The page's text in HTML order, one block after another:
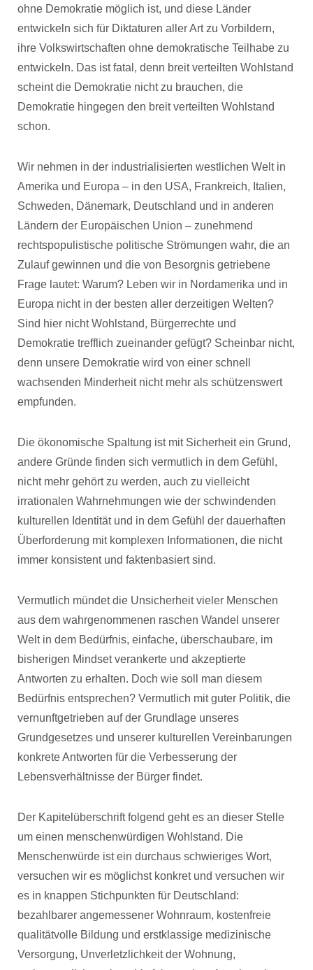
ohne Demokratie möglich ist, und diese Länder
entwickeln sich für Diktaturen aller Art zu Vorbildern,
ihre Volkswirtschaften ohne demokratische Teilhabe zu
entwickeln. Das ist fatal, denn breit verteilten Wohlstand
scheint die Demokratie nicht zu brauchen, die
Demokratie hingegen den breit verteilten Wohlstand
schon.
Wir nehmen in der industrialisierten westlichen Welt in
Amerika und Europa – in den USA, Frankreich, Italien,
Schweden, Dänemark, Deutschland und in anderen
Ländern der Europäischen Union – zunehmend
rechtspopulistische politische Strömungen wahr, die an
Zulauf gewinnen und die von Besorgnis getriebene
Frage lautet: Warum? Leben wir in Nordamerika und in
Europa nicht in der besten aller derzeitigen Welten?
Sind hier nicht Wohlstand, Bürgerrechte und
Demokratie trefflich zueinander gefügt? Scheinbar nicht,
denn unsere Demokratie wird von einer schnell
wachsenden Minderheit nicht mehr als schützenswert
empfunden.
Die ökonomische Spaltung ist mit Sicherheit ein Grund,
andere Gründe finden sich vermutlich in dem Gefühl,
nicht mehr gehört zu werden, auch zu vielleicht
irrationalen Wahrnehmungen wie der schwindenden
kulturellen Identität und in dem Gefühl der dauerhaften
Überforderung mit komplexen Informationen, die nicht
immer konsistent und faktenbasiert sind.
Vermutlich mündet die Unsicherheit vieler Menschen
aus dem wahrgenommenen raschen Wandel unserer
Welt in dem Bedürfnis, einfache, überschaubare, im
bisherigen Mindset verankerte und akzeptierte
Antworten zu erhalten. Doch wie soll man diesem
Bedürfnis entsprechen? Vermutlich mit guter Politik, die
vernunftgetrieben auf der Grundlage unseres
Grundgesetzes und unserer kulturellen Vereinbarungen
konkrete Antworten für die Verbesserung der
Lebensverhältnisse der Bürger findet.
Der Kapitelüberschrift folgend geht es an dieser Stelle
um einen menschenwürdigen Wohlstand. Die
Menschenwürde ist ein durchaus schwieriges Wort,
versuchen wir es möglichst konkret und versuchen wir
es in knappen Stichpunkten für Deutschland:
bezahlbarer angemessener Wohnraum, kostenfreie
qualitätvolle Bildung und erstklassige medizinische
Versorgung, Unverletzlichkeit der Wohnung,